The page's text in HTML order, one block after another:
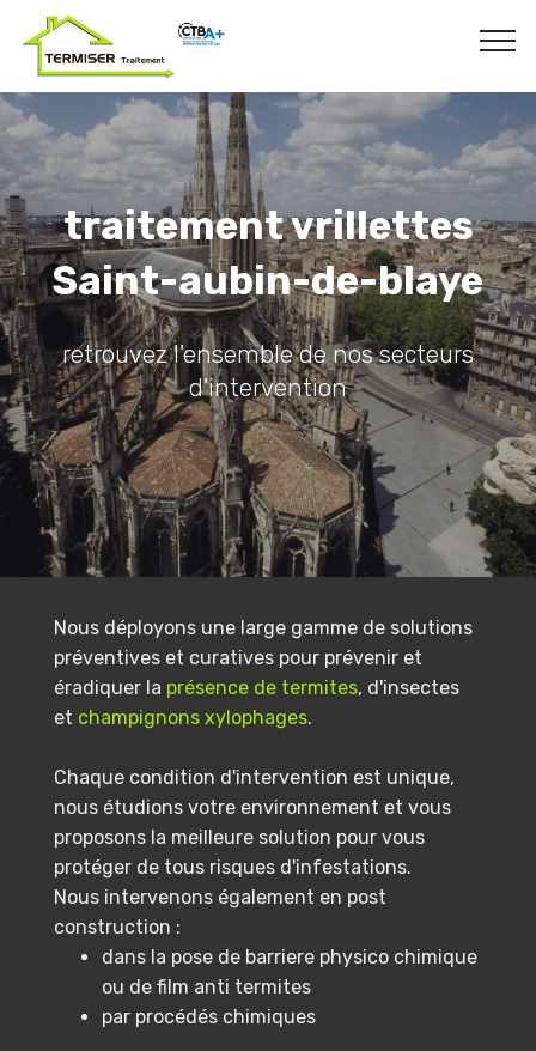
traitement vrillettes
Saint-aubin-de-blaye
retrouvez l'ensemble de nos secteurs
d'intervention
Nous déployons une large gamme de solutions
préventives et curatives pour prévenir et
éradiquer la présence de termites, d'insectes
et champignons xylophages.
Chaque condition d'intervention est unique,
nous étudions votre environnement et vous
proposons la meilleure solution pour vous
protéger de tous risques d'infestations.
Nous intervenons également en post
construction :
dans la pose de barriere physico chimique
ou de film anti termites
par procédés chimiques